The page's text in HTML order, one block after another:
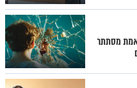
מסתתר